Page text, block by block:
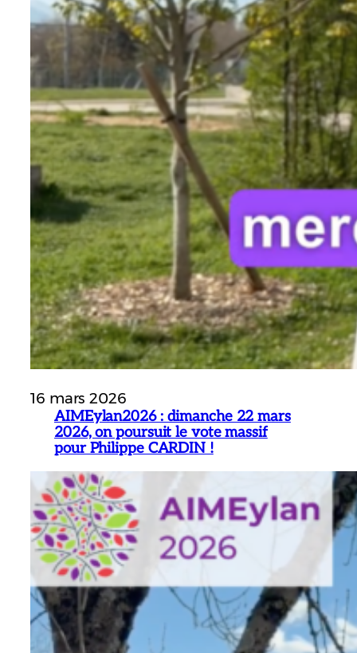
16 mars 2026
AIMEylan2026 : dimanche 22 mars
2026, on poursuit le vote massif
pour Philippe CARDIN !